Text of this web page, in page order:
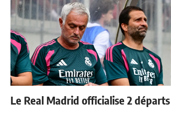
Le Real Madrid officialise 2 départs